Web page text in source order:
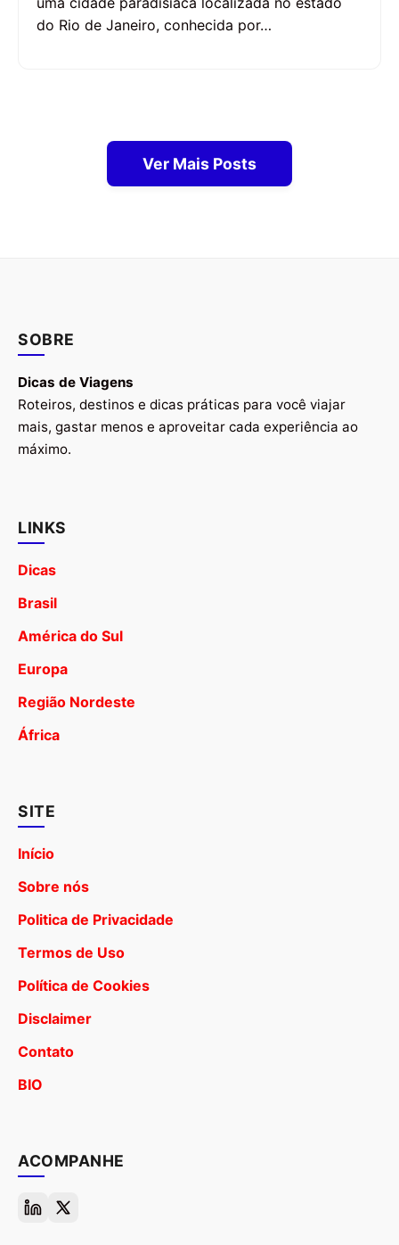
do Rio de Janeiro, conhecida por…
Ver Mais Posts
SOBRE
Dicas de Viagens
Roteiros, destinos e dicas práticas para você viajar
mais, gastar menos e aproveitar cada experiência ao
máximo.
LINKS
Dicas
Brasil
América do Sul
Europa
Região Nordeste
África
SITE
Início
Sobre nós
Politica de Privacidade
Termos de Uso
Política de Cookies
Disclaimer
Contato
BIO
ACOMPANHE